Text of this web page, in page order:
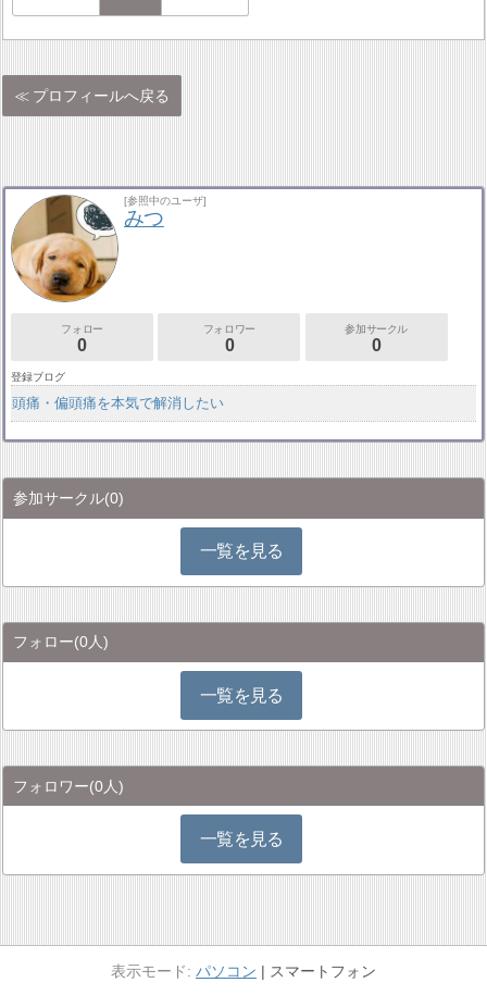
プロフィールへ戻る
[参照中のユーザ]
みつ
フォロー
0
フォロワー
0
参加サークル
0
登録ブログ
頭痛・偏頭痛を本気で解消したい
参加サークル(0)
一覧を見る
フォロー(0人)
一覧を見る
フォロワー(0人)
一覧を見る
パソコン スマートフォン